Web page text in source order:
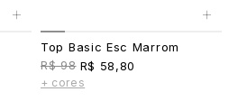
+ +
Top Basic Esc Marrom
R$ 98 R$ 58,80
+ cores